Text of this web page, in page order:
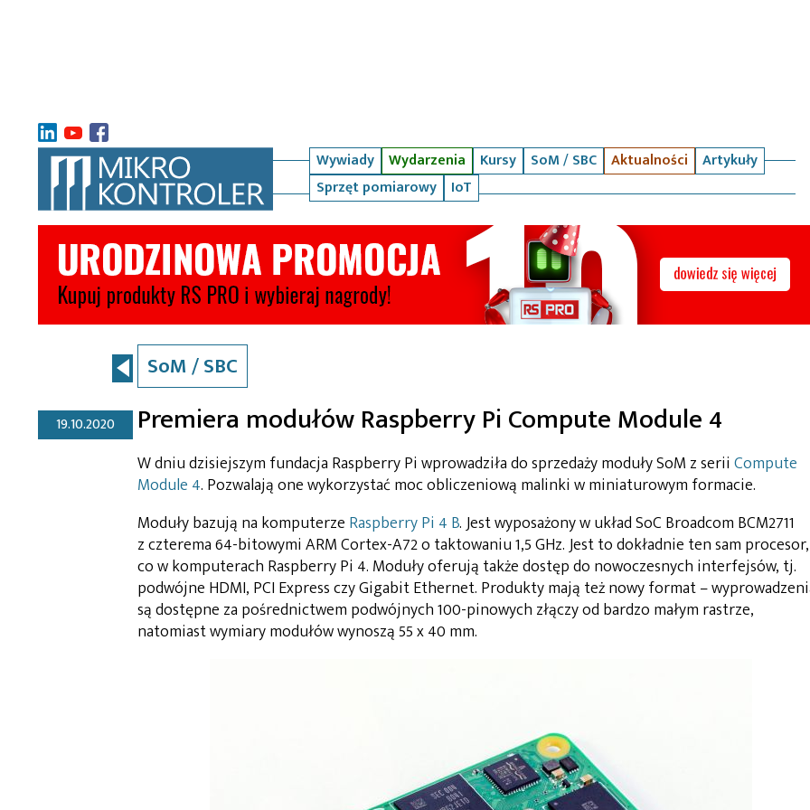
Wywiady Wydarzenia Kursy SoM / SBC Aktualności
Artykuły
Sprzęt pomiarowy
IoT
SoM / SBC
19.10.2020 Premiera modułów Raspberry Pi Compute Module 4
W dniu dzisiejszym fundacja Raspberry Pi wprowadziła do sprzedaży moduły SoM z serii Compute
Module 4. Pozwalają one wykorzystać moc obliczeniową malinki w miniaturowym formacie.
Moduły bazują na komputerze Raspberry Pi 4 B. Jest wyposażony w układ SoC Broadcom BCM2711
z czterema 64-bitowymi ARM Cortex-A72 o taktowaniu 1,5 GHz. Jest to dokładnie ten sam procesor,
co w komputerach Raspberry Pi 4. Moduły oferują także dostęp do nowoczesnych interfejsów, tj.
podwójne HDMI, PCI Express czy Gigabit Ethernet. Produkty mają też nowy format –
są dostępne za pośrednictwem podwójnych 100-pinowych złączy od bardzo małym rastrze,
natomiast wymiary modułów wynoszą 55 x 40 mm.